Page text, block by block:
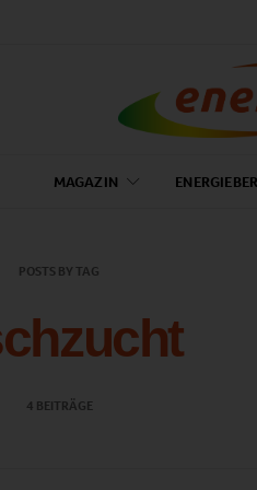
MAGAZIN
POSTS BY TAG
4 BEITRÄGE